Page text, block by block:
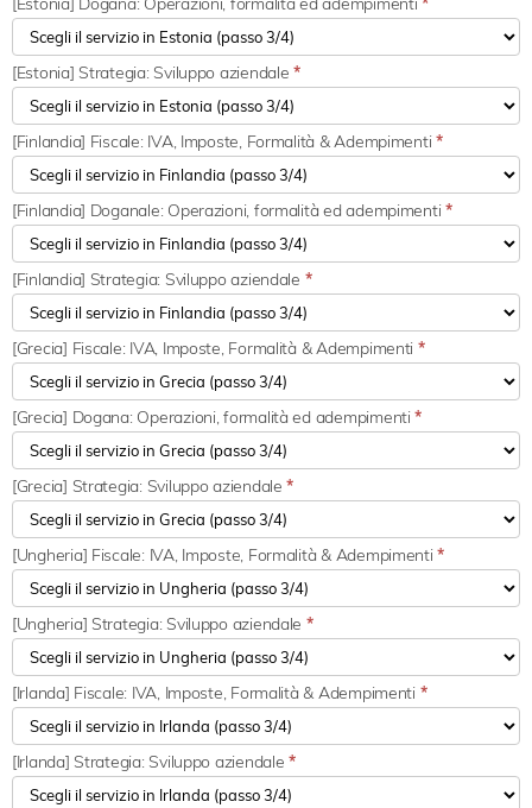
[Estonia] Strategia: Sviluppo aziendale*
[Finlandia] Fiscale: IVA, Imposte, Formalità & Adempimenti*
[Finlandia] Doganale: Operazioni, formalità ed adempimenti*
[Finlandia] Strategia: Sviluppo aziendale *
[Grecia] Fiscale: IVA, Imposte, Formalità & Adempimenti *
[Grecia] Dogana: Operazioni, formalità ed adempimenti*
[Grecia] Strategia: Sviluppo aziendale*
[Ungheria] Fiscale: IVA, Imposte, Formalità & Adempimenti*
[Ungheria] Strategia: Sviluppo aziendale *
[Irlanda] Fiscale: IVA, Imposte, Formalità & Adempimenti *
[Irlanda] Strategia: Sviluppo aziendale*